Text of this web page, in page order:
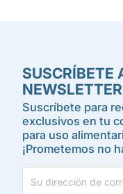
SUSCRÍBETE
NEWSLETTER
Suscríbete para
exclusivos en tu
para uso
¡Prometemos no